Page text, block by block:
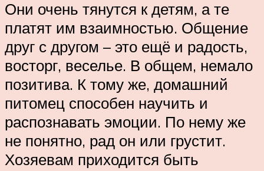
Они очень тянутся к детям, а те
платят им взаимностью. Общение
друг с другом – это ещё и радость,
восторг, веселье. В общем, немало
позитива. К тому же, домашний
питомец способен научить и
распознавать эмоции. По нему же
не понятно, рад он или грустит.
Хозяевам приходится быть